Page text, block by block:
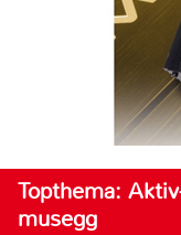
Topthema:
musegg